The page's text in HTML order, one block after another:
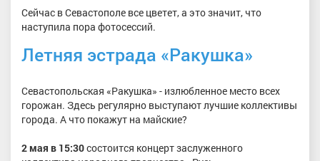
Сейчас в Севастополе все цветет, а это значит, что
наступила пора фотосессий.
Летняя эстрада «Ракушка»
Севастопольская «Ракушка» - излюбленное место всех
горожан. Здесь регулярно выступают лучшие коллективы
города. А что покажут на майские?
2 мая в 15:30состоится концерт заслуженного